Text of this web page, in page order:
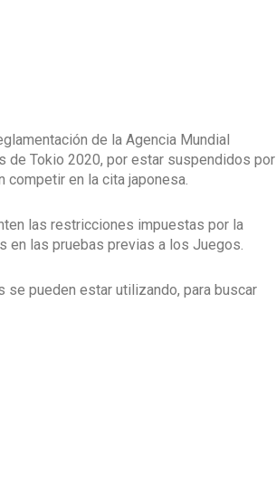
de la Agencia Mundial
de Tokio 2020, por estar suspendidos por
competir en la cita japonesa.
las restricciones impuestas por la
en las pruebas previas a los Juegos.
se pueden estar utilizando, para buscar